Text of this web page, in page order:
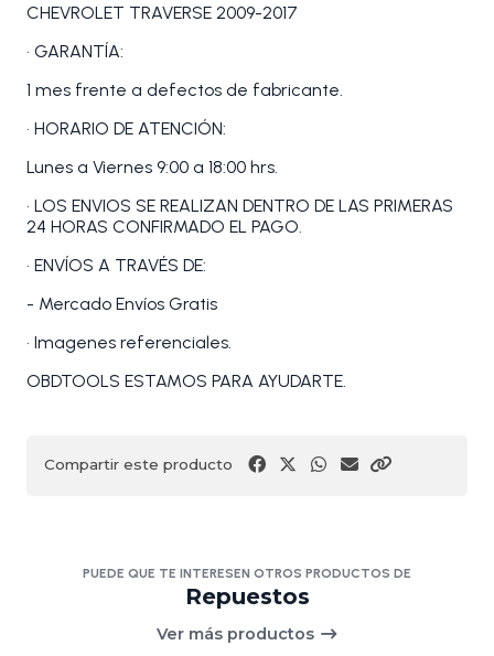
CHEVROLET TRAVERSE 2009-2017
• GARANTÍA:
1 mes frente a defectos de fabricante.
• HORARIO DE ATENCIÓN:
Lunes a Viernes 9:00 a 18:00 hrs.
• LOS ENVIOS SE REALIZAN DENTRO DE LAS PRIMERAS
24 HORAS CONFIRMADO EL PAGO.
• ENVÍOS A TRAVÉS DE:
- Mercado Envíos Gratis
• Imagenes referenciales.
OBDTOOLS ESTAMOS PARA AYUDARTE.
Compartir este producto
PUEDE QUE TE INTERESEN OTROS PRODUCTOS DE
Repuestos
Ver más productos